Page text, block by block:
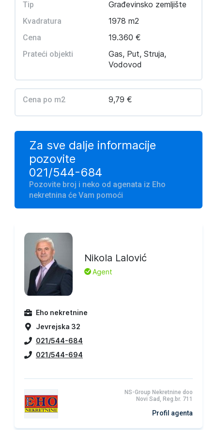
Tip Građevinsko zemljište
Kvadratura 1978 m2
Cena 19.360 €
Prateći objekti
Gas, Put, Struja,
Vodovod
Cena po m2 9,79 €
Za sve dalje informacije
pozovite
021/544-684
Pozovite broj i neko od agenata iz Eho
nekretnina će Vam pomoći
Nikola Lalović
L Agent
Eho nekretnine
Jevrejska 32
021/544-684
021/544-694
NS-Group Nekretnine doo
Novi Sad, Reg.br. 711
Profil agenta